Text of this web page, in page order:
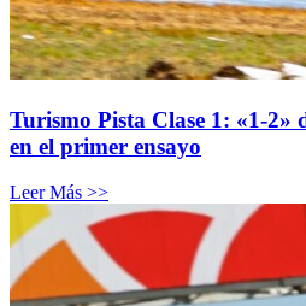
Turismo Pista Clase 1: «1-2»
en el primer ensayo
Leer Más >>